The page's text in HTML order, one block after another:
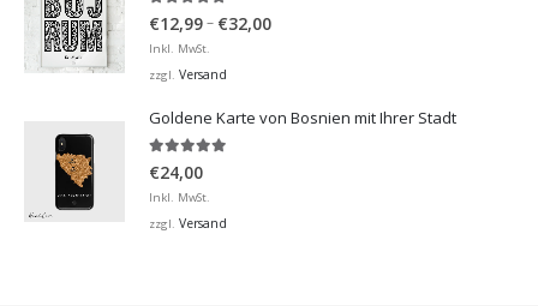
€12,99– €32,00Preisspanne:
Inkl. MwSt.
zzgl. Versand
Goldene Karte von Bosnien mit Ihrer Stadt
5.00von 5
€24,00
Inkl. MwSt.
zzgl. Versand